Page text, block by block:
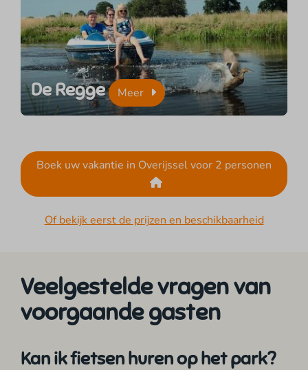
De Regge Meer
Boek uw vakantie in Overijssel voor 2 personen
Of bekijk eerst de prijzen en beschikbaarheid
Veelgestelde vragen van
voorgaande gasten
Kan ik fietsen huren op het park?